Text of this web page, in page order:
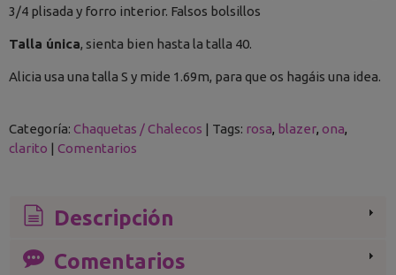
3/4 plisada y forro interior. Falsos bolsillos
Talla única, sienta bien hasta la talla 40.
Alicia usa una talla S y mide 1.69m, para que os hagáis una idea.
Categoría: Chaquetas / Chalecos | Tags: rosa blazer ona
clarito | Comentarios
Descripción
Comentarios